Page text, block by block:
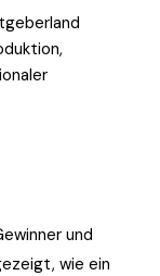
und
wie ein